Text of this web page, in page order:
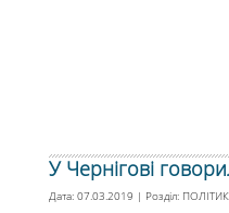
У Чернігові
Дата: 07.03.2019 | Розділ: